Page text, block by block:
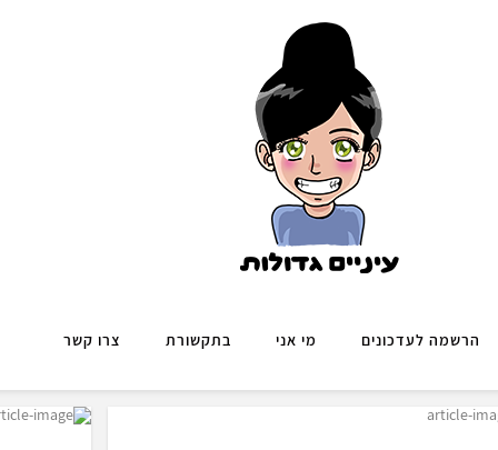
הרשמה לעדכונים מי אני בתקשורת צרו קשר